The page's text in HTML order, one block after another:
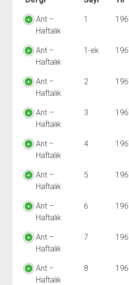
YURTDIŞI
ATTF
TDF
Ant –
Haftalık
1
Ant –
Haftalık
1-ek
Ant –
Haftalık
2
Ant –
Haftalık
3
Ant –
Haftalık
4
Ant –
Haftalık
5
Ant –
Haftalık
6
Ant –
Haftalık
7
Ant –
Haftalık
8